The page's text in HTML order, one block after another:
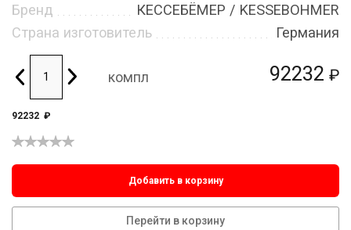
92232 ₽
Бренд
КЕССЕБЁМЕР / KESSEBOHMER
Страна изготовитель
Германия
компл
92232 ₽
Добавить в корзину
Перейти в корзину